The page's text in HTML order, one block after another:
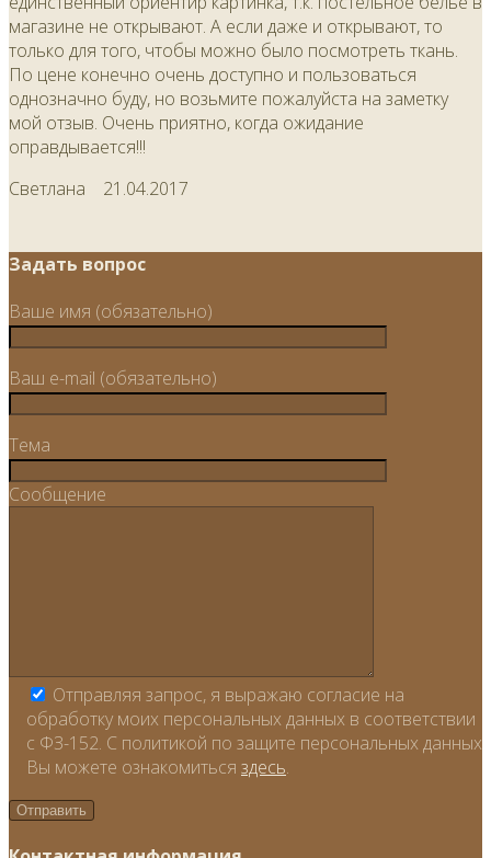
магазине не открывают. А если даже и открывают, то
только для того, чтобы можно было посмотреть ткань.
По цене конечно очень доступно и пользоваться
однозначно буду, но возьмите пожалуйста на заметку
мой отзыв. Очень приятно, когда ожидание
оправдывается!!!
Светлана 21.04.2017
Задать вопрос
Ваше имя (обязательно)
Ваш e-mail (обязательно)
Тема
Сообщение
Отправляя запрос, я выражаю согласие на
обработку моих персональных данных в соответствии
с ФЗ-152. С политикой по защите персональных данных
Вы можете ознакомиться здесь.